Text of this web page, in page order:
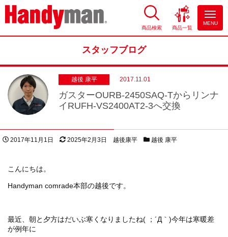
お風呂やキッチンのリフォーム
商品検索 商品一覧
MENU
スタッフブログ
越後 康平 2017.11.01
ガスターOURB-2450SAQ-Tからリンナ
イRUFH-VS2400AT2-3へ交換
投稿日
2017年11月1日 更新日
2025年2月3日 著者
越後康平 スタッフブログカテゴリー
越後 康平
こんにちは。
Handyman comrade本部の越後です。
最近、朝と夕方はだいぶ寒くなりましたね( ；´Д｀)今年は寒暖差
が例年に